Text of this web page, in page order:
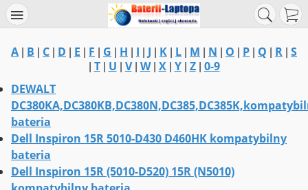
A B C D E F G H I J K L M N O P Q R S
T| U V| W| X| Y| Z| 0-9
DEWALT
bateria
Dell Inspiron 15R 5010-D430 D460HK kompatybilny
bateria
Dell Inspiron 15R (5010-D520) 15R (N5010)